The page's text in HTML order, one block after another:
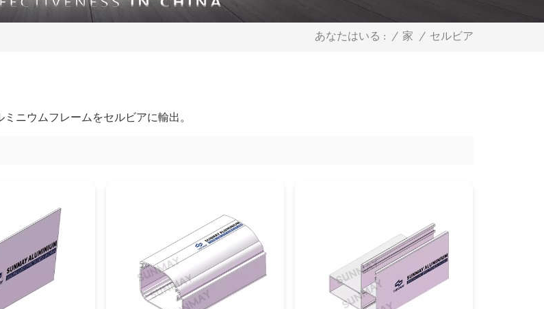
あなたはいる : / 家 / セルビア
ニウムフレームをセルビアに輸出。